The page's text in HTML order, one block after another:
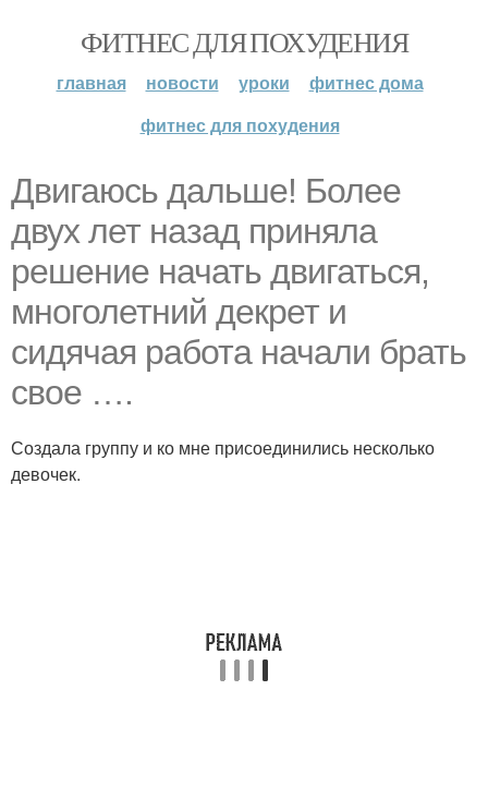
ФИТНЕС ДЛЯ ПОХУДЕНИЯ
главная новости уроки
фитнес дома
фитнес для похудения
Двигаюсь дальше! Более
двух лет назад приняла
решение начать двигаться,
многолетний декрет и
сидячая работа начали брать
свое ….
Создала группу и ко мне присоединились несколько
девочек.